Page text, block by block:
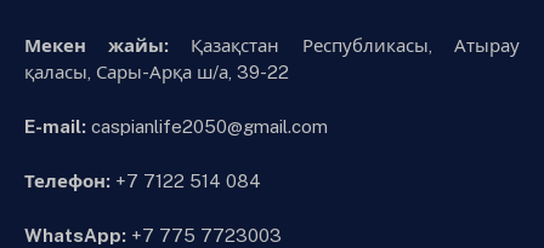
Мекен жайы:Қазақстан Республикасы, Атырау
қаласы, Сары-Арқа ш/а, 39-22
E-mail: caspianlife2050@gmail.com
Телефон: +7 7122 514 084
WhatsApp: +7 775 7723003